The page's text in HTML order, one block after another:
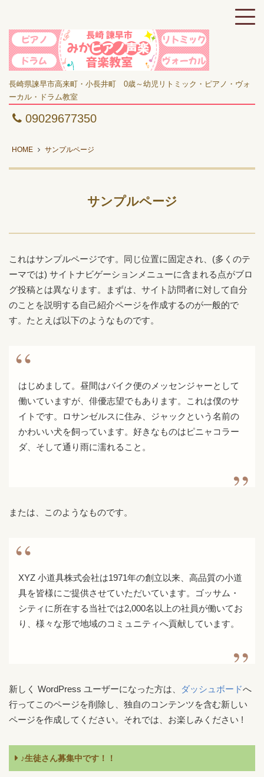
長崎県諫早市高来町・小長井町 0歳～幼児リトミック・ピアノ・ヴォ
ーカル・ドラム教室
09029677350
HOME サンプルページ
サンプルページ
これはサンプルページです。同じ位置に固定され、(多くのテ
ーマでは) サイトナビゲーションメニューに含まれる点がブロ
グ投稿とは異なります。まずは、サイト訪問者に対して自分
のことを説明する自己紹介ページを作成するのが一般的で
す。たとえば以下のようなものです。
はじめまして。昼間はバイク便のメッセンジャーとして
働いていますが、俳優志望でもあります。これは僕のサ
イトです。ロサンゼルスに住み、ジャックという名前の
かわいい犬を飼っています。好きなものはピニャコラー
ダ、そして通り雨に濡れること。
または、このようなものです。
XYZ 小道具株式会社は1971年の創立以来、高品質の小道
具を皆様にご提供させていただいています。ゴッサム・
シティに所在する当社では2,000名以上の社員が働いてお
り、様々な形で地域のコミュニティへ貢献しています。
新しく WordPress ユーザーになった方は、 ダッシュボードへ
行ってこのページを削除し、独自のコンテンツを含む新しい
ページを作成してください。それでは、お楽しみください !
♪生徒さん募集中です！！